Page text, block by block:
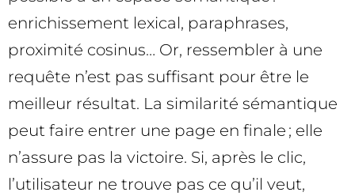
enrichissement lexical, paraphrases,
proximité cosinus… Or, ressembler à une
requête n’est pas suffisant pour être le
meilleur résultat. La similarité sémantique
peut faire entrer une page en finale ; elle
n’assure pas la victoire. Si, après le clic,
l’utilisateur ne trouve pas ce qu’il veut,